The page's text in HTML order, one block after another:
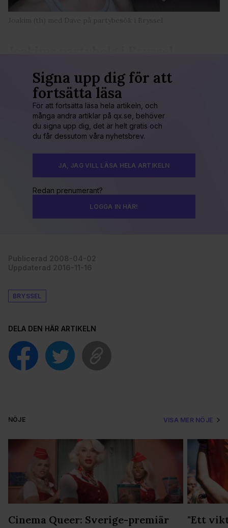
Joakim (th) med Dave på partybesök i Bryssel
Signa upp dig för att
fortsätta läsa
För att fortsätta läsa hela artikeln, och
många andra artiklar på qx.se, behöver
du signa upp dig, det är helt gratis och
du får dessutom våra nyhetsbrev.
JA, JAG VILL LÄSA HELA ARTIKELN
Redan prenumerant?
LOGGA IN HÄR!
Publicerad 2008-04-02
Uppdaterad 2016-11-16
BRYSSEL
DELA DEN HÄR ARTIKELN
NÖJE VISA MER NÖJE
Cinema Queer: Sverige-premiär
"Ett